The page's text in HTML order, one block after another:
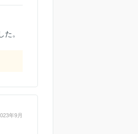
。
年9月